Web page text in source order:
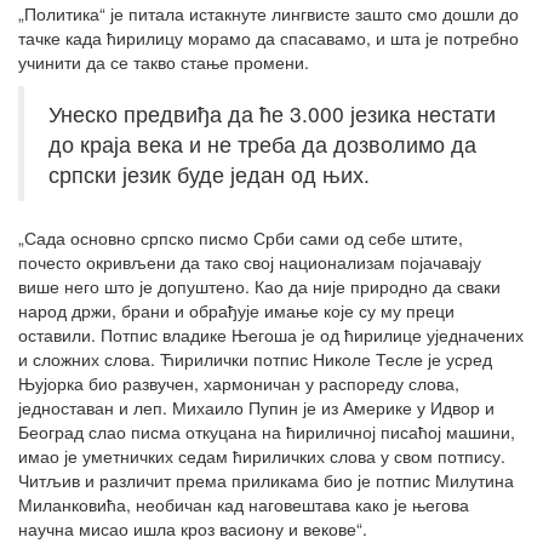
„Политика“ је питала истакнуте лингвисте зашто смо дошли до
тачке када ћирилицу морамо да спасавамо, и шта је потребно
учинити да се такво стање промени.
Унеско предвиђа да ће 3.000 језика нестати
до краја века и не треба да дозволимо да
српски језик буде један од њих.
„Сада основно српско писмо Срби сами од себе штите,
почесто окривљени да тако свој национализам појачавају
више него што је допуштено. Као да није природно да сваки
народ држи, брани и обрађује имање које су му преци
оставили. Потпис владике Његоша је од ћирилице уједначених
и сложних слова. Ћирилички потпис Николе Тесле је усред
Њујорка био развучен, хармоничан у распореду слова,
једноставан и леп. Михаило Пупин је из Америке у Идвор и
Београд слао писма откуцана на ћириличној писаћој машини,
имао је уметничких седам ћириличких слова у свом потпису.
Читљив и различит према приликама био је потпис Милутина
Миланковића, необичан кад наговештава како је његова
научна мисао ишла кроз васиону и векове“.